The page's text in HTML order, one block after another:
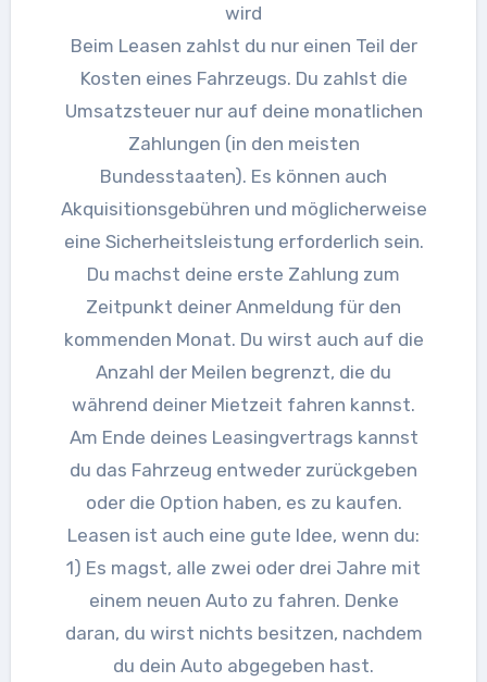
wird
Beim Leasen zahlst du nur einen Teil der
Kosten eines Fahrzeugs. Du zahlst die
Umsatzsteuer nur auf deine monatlichen
Zahlungen (in den meisten
Bundesstaaten). Es können auch
Akquisitionsgebühren und möglicherweise
eine Sicherheitsleistung erforderlich sein.
Du machst deine erste Zahlung zum
Zeitpunkt deiner Anmeldung für den
kommenden Monat. Du wirst auch auf die
Anzahl der Meilen begrenzt, die du
während deiner Mietzeit fahren kannst.
Am Ende deines Leasingvertrags kannst
du das Fahrzeug entweder zurückgeben
oder die Option haben, es zu kaufen.
Leasen ist auch eine gute Idee, wenn du:
1) Es magst, alle zwei oder drei Jahre mit
einem neuen Auto zu fahren. Denke
daran, du wirst nichts besitzen, nachdem
du dein Auto abgegeben hast.